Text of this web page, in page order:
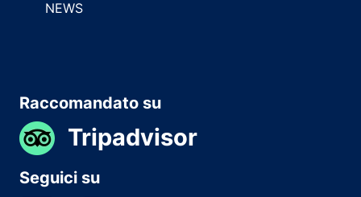
NEWS
Raccomandato su
Tripadvisor
Seguici su